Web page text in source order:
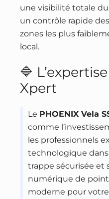
une visibilité totale
un contrôle rapide
zones les plus
local.
🔷
Xpert
Le PHOENIX Vela
comme
les professionnels
technologique
trappe sécurisée et
numérique de
moderne pour